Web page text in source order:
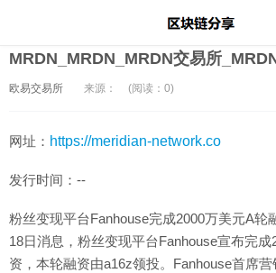
MRDN_MRDN_MRDN交易所
欧易交易所 来源： (阅读：0)
网址： https://meridian-network.co
发行时间：--
粉丝变现平台Fanhouse完成2000万美元A轮
18日消息，粉丝变现平台Fanhouse宣布完成
资，本轮融资由a16z领投。Fanhouse首席